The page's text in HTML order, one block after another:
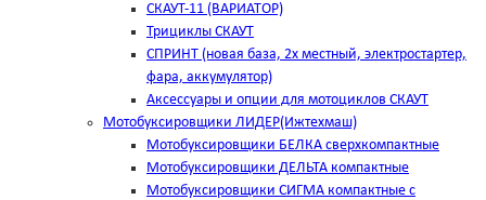
СКАУТ-11 (ВАРИАТОР)
Трициклы СКАУТ
СПРИНТ (новая база, 2х местный, электростартер,
фара, аккумулятор)
Аксессуары и опции для мотоциклов СКАУТ
Мотобуксировщики ЛИДЕР(Ижтехмаш)
Мотобуксировщики БЕЛКА сверхкомпактные
Мотобуксировщики ДЕЛЬТА компактные
Мотобуксировщики СИГМА компактные с